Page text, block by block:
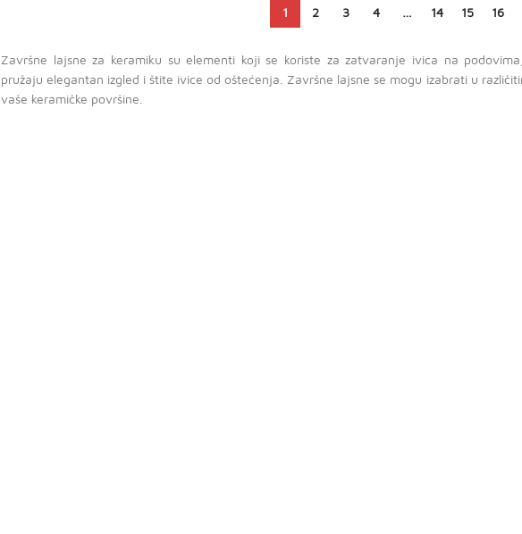
1 2 3 4 … 14 15 16
Završne lajsne za keramiku su elementi koji se koriste za zatvaranje ivica na
pružaju elegantan izgled i štite ivice od oštećenja. Završne lajsne se mogu izabrati u
vaše keramičke površine.